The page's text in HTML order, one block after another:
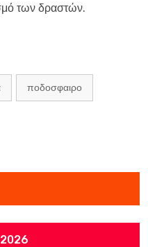
των δραστών.
ποδοσφαιρο